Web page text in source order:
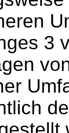
3